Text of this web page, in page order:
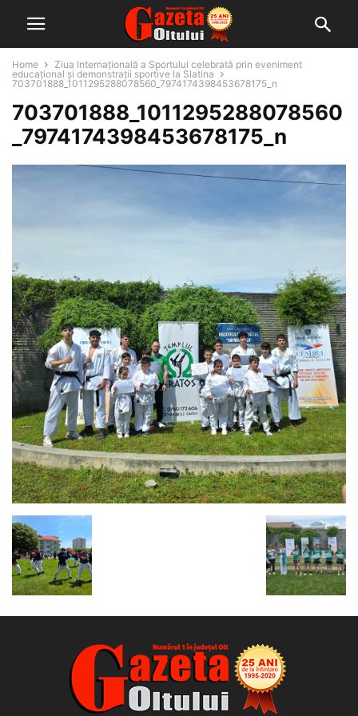
Home
Ziua Internațională a Sportului celebrată prin eveniment
educațional și demonstrații sportive la Slatina
703701888_1011295288078560_7974174398453678175_n
703701888_1011295288078560
_7974174398453678175_n